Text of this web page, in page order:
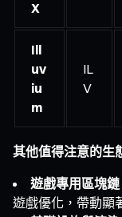
X
Ill
uv
iu
m
IL
V
其他值得注意的生
遊戲專用區塊鏈
遊戲優化，帶動顯